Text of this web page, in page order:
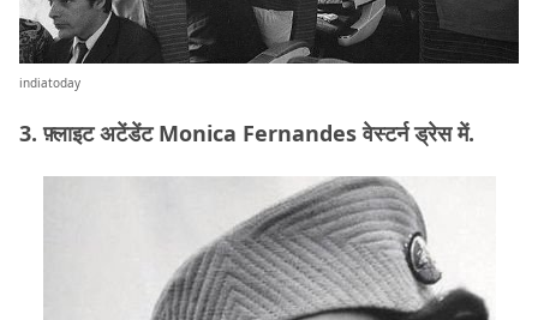
indiatoday
3. फ़्लाइट अटेंडेंट Monica Fernandes वेस्टर्न ड्रेस में.